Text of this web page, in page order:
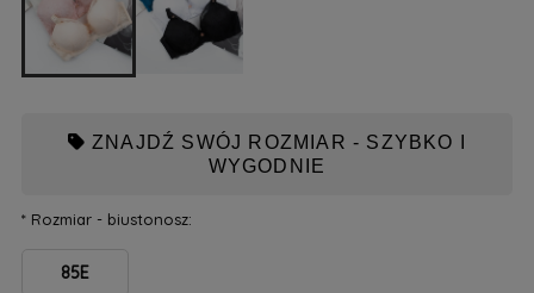
ZNAJDŹ SWÓJ ROZMIAR - SZYBKO I
WYGODNIE
*Rozmiar - biustonosz:
85E